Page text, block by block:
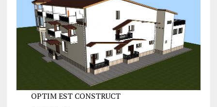
OPTIM EST CONSTRUCT